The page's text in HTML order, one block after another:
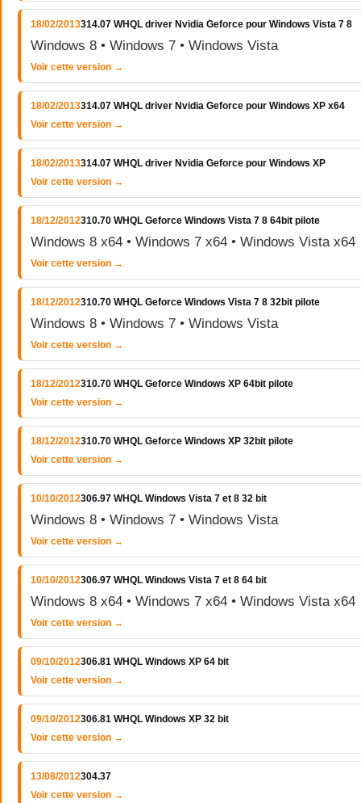
18/02/2013314.07 WHQL driver Nvidia Geforce pour Windows Vista 7 8
Windows 8 • Windows 7 • Windows Vista
Voir cette version →
18/02/2013314.07 WHQL driver Nvidia Geforce pour Windows XP x64
Voir cette version →
18/02/2013314.07 WHQL driver Nvidia Geforce pour Windows XP
Voir cette version →
18/12/2012310.70 WHQL Geforce Windows Vista 7 8 64bit pilote
Windows 8 x64 • Windows 7 x64 • Windows Vista x64
Voir cette version →
18/12/2012310.70 WHQL Geforce Windows Vista 7 8 32bit pilote
Windows 8 • Windows 7 • Windows Vista
Voir cette version →
18/12/2012310.70 WHQL Geforce Windows XP 64bit pilote
Voir cette version →
18/12/2012310.70 WHQL Geforce Windows XP 32bit pilote
Voir cette version →
10/10/2012306.97 WHQL Windows Vista 7 et 8 32 bit
Windows 8 • Windows 7 • Windows Vista
Voir cette version →
10/10/2012306.97 WHQL Windows Vista 7 et 8 64 bit
Windows 8 x64 • Windows 7 x64 • Windows Vista x64
Voir cette version →
09/10/2012306.81 WHQL Windows XP 64 bit
Voir cette version →
09/10/2012306.81 WHQL Windows XP 32 bit
Voir cette version →
13/08/2012304.37
Voir cette version →